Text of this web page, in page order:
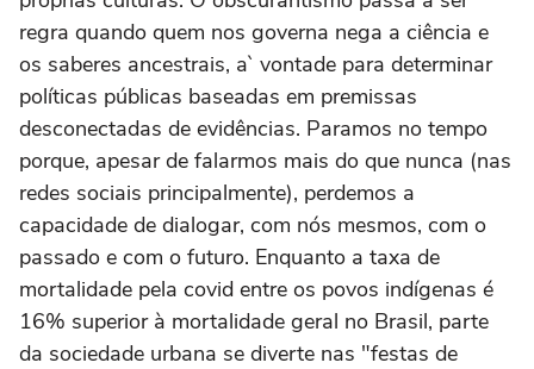
regra quando quem nos governa nega a ciência e
os saberes ancestrais, a` vontade para determinar
políticas públicas baseadas em premissas
desconectadas de evidências. Paramos no tempo
porque, apesar de falarmos mais do que nunca (nas
redes sociais principalmente), perdemos a
capacidade de dialogar, com nós mesmos, com o
passado e com o futuro. Enquanto a taxa de
mortalidade pela covid entre os povos indígenas é
16% superior à mortalidade geral no Brasil, parte
da sociedade urbana se diverte nas "festas de